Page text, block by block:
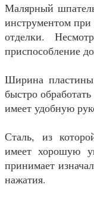
Малярный
инструментом при
отделки.
приспособление
Ширина пластины
быстро
имеет удобную
Сталь, из
имеет хорошую
принимает
нажатия.